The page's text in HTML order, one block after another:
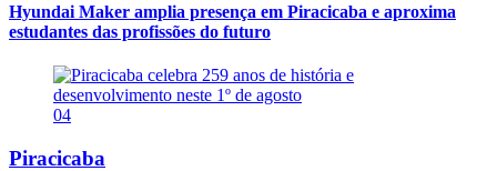
Hyundai Maker amplia presença em Piracicaba e aproxima
estudantes das profissões do futuro
04
Piracicaba